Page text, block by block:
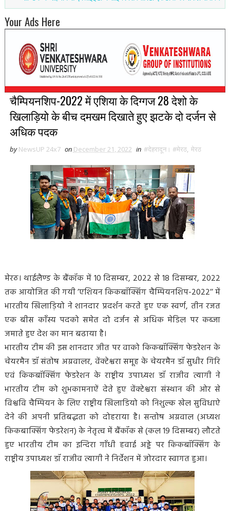
Your Ads Here
चैम्पियनशिप-2022 में एशिया के दिग्गज 28 देशो के
खिलाड़ियो के बीच दमखम दिखाते हुए झटके दो दर्जन से
अधिक पदक
by NewsUP 24x7 on December 21, 2022 in #देहरादून। #मेरठ, मेरठ
मेरठ। थाईलैण्ड के बैंकॉक में 10 दिसम्बर, 2022 से 18 दिसम्बर, 2022
तक आयोजित की गयी ’एशियन किकबॉक्सिंग चैम्पियनशिप-2022’’ में
भारतीय खिलाड़ियो ने शानदार प्रदर्शन करते हुए एक स्वर्ण, तीन रजत
एक बीस काँस्य पदको समेत दो दर्जन से अधिक मेडिल पर कब्जा
जमाते हुए देश का मान बढाया है।
भारतीय टीम की इस शानदार जीत पर वाको किकबॉक्सिंग फेडरेशन के
चेयरमैन डॉ संतोष अग्रवालर, वेंक्टेश्वरा समूह के चेयरमैन डॉ सुधीर गिरि
एवं किकबॉक्सिंग फेडरेशन के राष्ट्रीय उपाध्यश डॉ राजीव त्यागी ने
भारतीय टीम को शुभकामनाऐं देते हुए वेंक्टेश्वरा संस्थान की ओर से
विश्ववि चैम्पियन के लिए राष्ट्रीय खिलाडियो को निशुल्क खेल सुविधाऐ
देने की अपनी प्रतिबद्धता को दोहराया है। सन्तोष अग्रवाल (अध्यश
किकबाक्सिंग फेडरेशन) के नेतृत्व में बैंकॉक से (कल 19 दिसम्बर) लौटते
हुए भारतीय टीम का इन्दिरा गाँधी हवाई अड्डे पर किकबॉक्सिंग के
राष्ट्रीय उपाध्यश डॉ राजीव त्यागी ने निर्देशन में जोरदार स्वागत हुआ।